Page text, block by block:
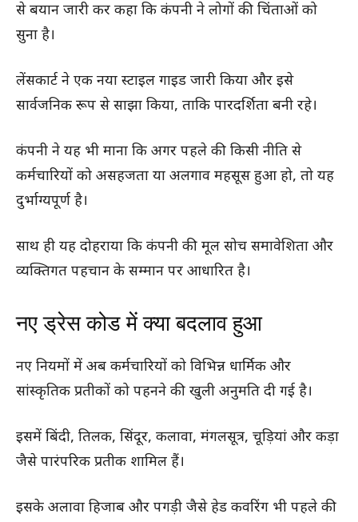
से बयान जारी कर कहा कि कंपनी ने लोगों की चिंताओं को
सुना है।
लेंसकार्ट ने एक नया स्टाइल गाइड जारी किया और इसे
सार्वजनिक रूप से साझा किया, ताकि पारदर्शिता बनी रहे।
कंपनी ने यह भी माना कि अगर पहले की किसी नीति से
कर्मचारियों को असहजता या अलगाव महसूस हुआ हो, तो यह
दुर्भाग्यपूर्ण है।
साथ ही यह दोहराया कि कंपनी की मूल सोच समावेशिता और
व्यक्तिगत पहचान के सम्मान पर आधारित है।
नए ड्रेस कोड में क्या बदलाव हुआ
नए नियमों में अब कर्मचारियों को विभिन्न धार्मिक और
सांस्कृतिक प्रतीकों को पहनने की खुली अनुमति दी गई है।
इसमें बिंदी, तिलक, सिंदूर, कलावा, मंगलसूत्र, चूड़ियां और कड़ा
जैसे पारंपरिक प्रतीक शामिल हैं।
इसके अलावा हिजाब और पगड़ी जैसे हेड कवरिंग भी पहले की